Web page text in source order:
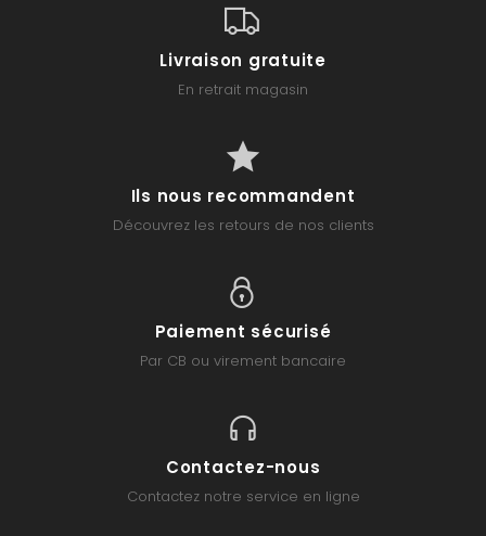
Livraison gratuite
En retrait magasin
Ils nous recommandent
Découvrez les retours de nos clients
Paiement sécurisé
Par CB ou virement bancaire
Contactez-nous
Contactez notre service en ligne